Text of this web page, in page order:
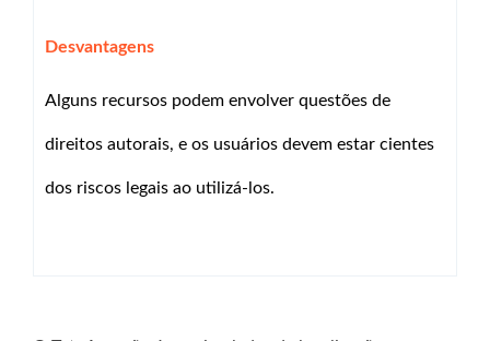
Desvantagens
Alguns recursos podem envolver questões de
direitos autorais, e os usuários devem estar cientes
dos riscos legais ao utilizá-los.